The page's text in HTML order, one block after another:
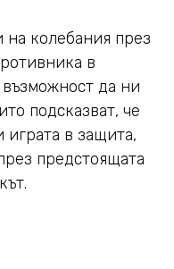
колебания през
в
да ни
подсказват, че
в защита,
предстоящата